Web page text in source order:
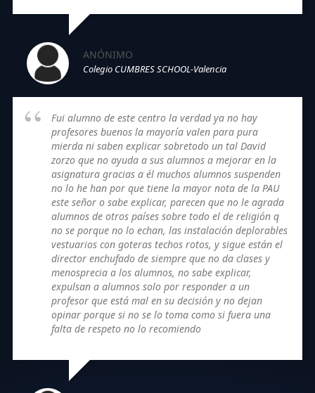
ANÓNIMO
Colegio CUMBRES SCHOOL-Valencia
Fui alumno de este centro la verdad ya no hay
profesores buenos la mayoría valen para pura
mierda ni saben explicar sobretodo un tal David
zorzo que no ayuda a sus alumnos a mejorar en la
asignatura gracias a él muchos alumnos suspenden
no lo he han por que tiene la mayor nota de la PAU
este señor o sabe explicar, parecen que no le agrada
alumnos de otros países sobre todo el de religión q
no se porque no lo echan, las instalación deplorables
vestuarios con goteras techos rotos, y sigue están el
director enchufado de siempre que no da clases y
menosprecia a los alumnos, no sabe explicar,
expulsan a alumnos solo por responder a un
profesor que está mal en su decisión y no dejan
opinar porque si no se lo toma como si fuera una
falta de respeto no lo recomiendo